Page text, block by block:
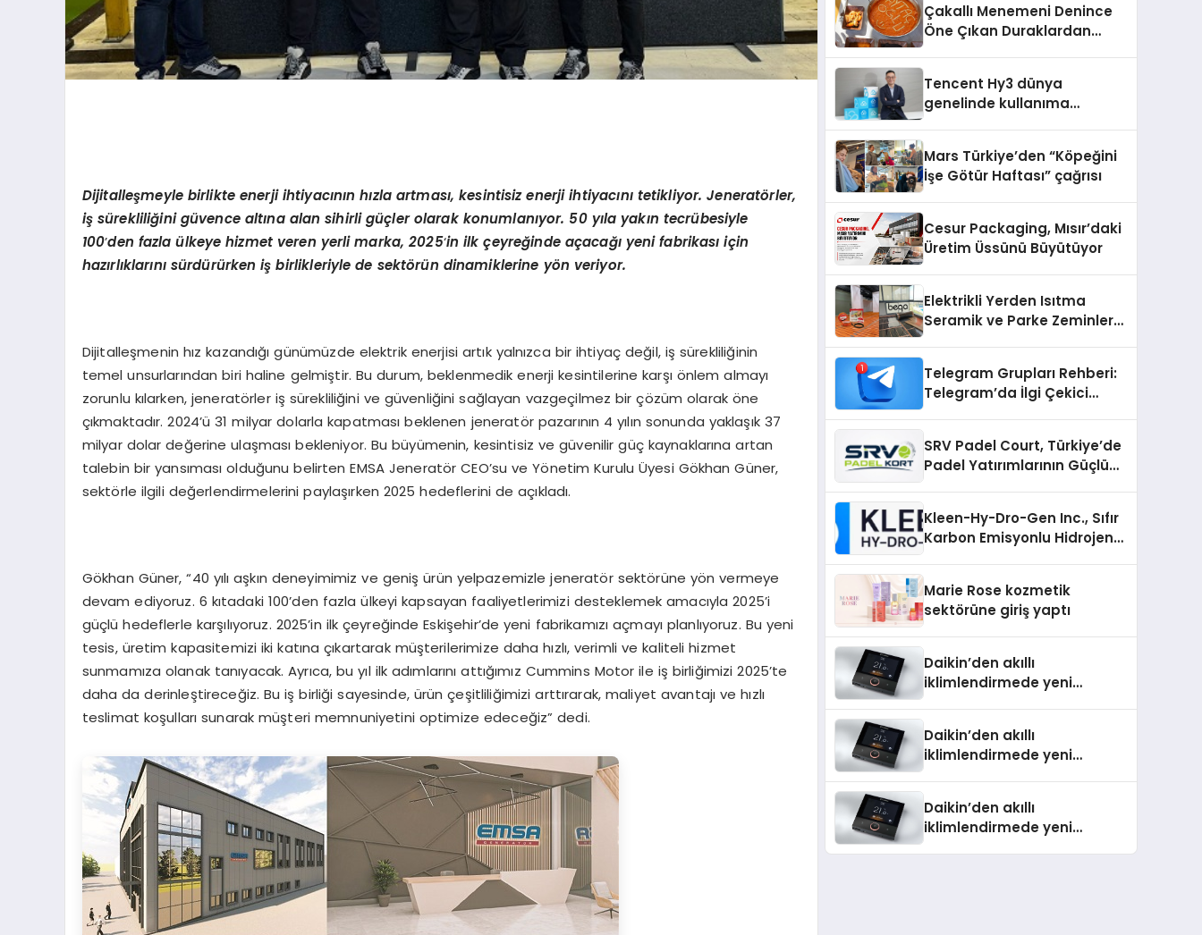
Dijitalleşmeyle birlikte enerji ihtiyacının hızla artması, kesintisiz enerji ihtiyacını tetikliyor. Jeneratörler,
iş sürekliliğini güvence altına alan sihirli güçler olarak konumlanıyor. 50 yıla yakın tecrübesiyle
100’den fazla ülkeye hizmet veren yerli marka, 2025‘in ilk çeyreğinde açacağı yeni fabrikası için
hazırlıklarını sürdürürken iş birlikleriyle de sektörün dinamiklerine yön veriyor.
Dijitalleşmenin hız kazandığı günümüzde elektrik enerjisi artık yalnızca bir ihtiyaç değil, iş sürekliliğinin
temel unsurlarından biri haline gelmiştir. Bu durum, beklenmedik enerji kesintilerine karşı önlem almayı
zorunlu kılarken, jeneratörler iş sürekliliğini ve güvenliğini sağlayan vazgeçilmez bir çözüm olarak öne
çıkmaktadır. 2024’ü 31 milyar dolarla kapatması beklenen jeneratör pazarının 4 yılın sonunda yaklaşık 37
milyar dolar değerine ulaşması bekleniyor. Bu büyümenin, kesintisiz ve güvenilir güç kaynaklarına artan
talebin bir yansıması olduğunu belirten EMSA Jeneratör CEO’su ve Yönetim Kurulu Üyesi Gökhan Güner,
sektörle ilgili değerlendirmelerini paylaşırken 2025 hedeflerini de açıkladı.
Gökhan Güner, “40 yılı aşkın deneyimimiz ve geniş ürün yelpazemizle jeneratör sektörüne yön vermeye
devam ediyoruz. 6 kıtadaki 100’den fazla ülkeyi kapsayan faaliyetlerimizi desteklemek amacıyla 2025’i
güçlü hedeflerle karşılıyoruz. 2025’in ilk çeyreğinde Eskişehir’de yeni fabrikamızı açmayı planlıyoruz. Bu yeni
tesis, üretim kapasitemizi iki katına çıkartarak müşterilerimize daha hızlı, verimli ve kaliteli hizmet
sunmamıza olanak tanıyacak. Ayrıca, bu yıl ilk adımlarını attığımız Cummins Motor ile iş birliğimizi 2025’te
daha da derinleştireceğiz. Bu iş birliği sayesinde, ürün çeşitliliğimizi arttırarak, maliyet avantajı ve hızlı
teslimat koşulları sunarak müşteri memnuniyetini optimize edeceğiz” dedi.
şunları kaydetti:
Çakallı Menemeni Denince
Öne Çıkan Duraklardan
Tencent Hy3 dünya
genelinde kullanıma
Mars Türkiye’den “Köpeğini
İşe Götür Haftası” çağrısı
Cesur Packaging, Mısır’daki
Üretim Üssünü Büyütüyor
Elektrikli Yerden Isıtma
Seramik ve Parke Zeminler
Telegram Grupları Rehberi:
Telegram’da İlgi Çekici
SRV Padel Court, Türkiye’de
Padel Yatırımlarının Güçlü
Kleen-Hy-Dro-Gen Inc., Sıfır
Karbon Emisyonlu Hidrojen
Aldı
Marie Rose kozmetik
sektörüne giriş yaptı
Daikin’den akıllı
iklimlendirmede yeni
Daikin’den akıllı
iklimlendirmede yeni
Daikin’den akıllı
iklimlendirmede yeni